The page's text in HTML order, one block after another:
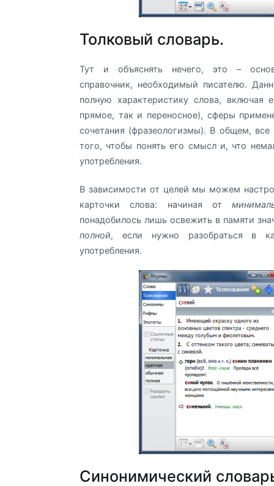
Толковый словарь.
Тут и объяснять нечего, это –
справочник, необходимый писателю.
полную характеристику слова, включая
прямое, так и переносное), сферы
сочетания (фразеологизмы). В общем, все
того, чтобы понять его смысл и, что
употребления.
В зависимости от целей мы можем
карточки слова: начиная от
понадобилось лишь освежить в памяти
полной, если нужно разобраться в
употребления.
Синонимический